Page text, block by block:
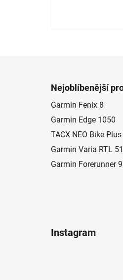
Nejoblíbenější
Garmin Fenix 8
Garmin Edge 1050
TACX NEO Bike Plus
Garmin Varia RTL
Garmin Forerunner
Instagram